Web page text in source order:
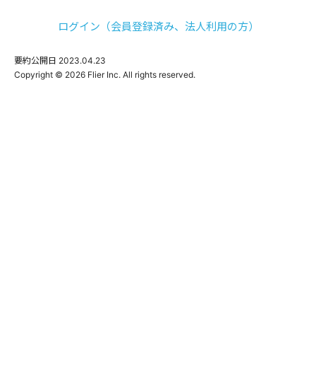
ログイン（会員登録済み、法人利用の方）
要約公開日 2023.04.23